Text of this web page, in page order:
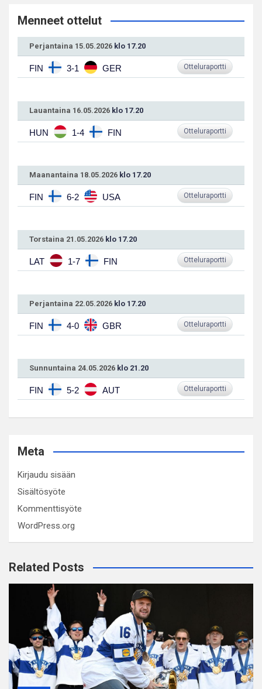
Menneet ottelut
Perjantaina 15.05.2026 klo 17.20
FIN 3-1 GER Otteluraportti
Lauantaina 16.05.2026 klo 17.20
HUN 1-4 FIN Otteluraportti
Maanantaina 18.05.2026 klo 17.20
FIN 6-2 USA Otteluraportti
Torstaina 21.05.2026 klo 17.20
LAT 1-7 FIN Otteluraportti
Perjantaina 22.05.2026 klo 17.20
FIN 4-0 GBR Otteluraportti
Sunnuntaina 24.05.2026 klo 21.20
FIN 5-2 AUT Otteluraportti
Meta
Kirjaudu sisään
Sisältösyöte
Kommenttisyöte
WordPress.org
Related Posts